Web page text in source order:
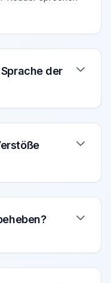
Sprache der